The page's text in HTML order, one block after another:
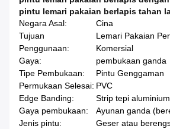
pintu lemari pakaian berlapis tahan
Negara Asal:
Cina
Tujuan
Penggunaan:
Lemari Pakaian
Komersial
Gaya:
pembukaan ganda
Tipe Pembukaan:
Pintu Genggaman
Permukaan Selesai: PVC
Edge Banding:
Strip tepi aluminium
Gaya pembukaan:
Ayunan ganda
Jenis pintu:
Geser atau